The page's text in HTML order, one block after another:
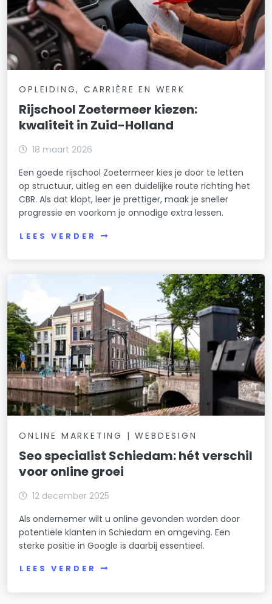
OPLEIDING, CARRIÈRE EN WERK
Rijschool Zoetermeer kiezen:
kwaliteit in Zuid-Holland
18 maart 2026
Een goede rijschool Zoetermeer kies je door te letten
op structuur, uitleg en een duidelijke route richting het
CBR. Als dat klopt, leer je prettiger, maak je sneller
progressie en voorkom je onnodige extra lessen.
LEES VERDER
ONLINE MARKETING | WEBDESIGN
Seo specialist Schiedam: hét verschil
voor online groei
12 december 2025
Als ondernemer wilt u online gevonden worden door
potentiële klanten in Schiedam en omgeving. Een
sterke positie in Google is daarbij essentieel.
LEES VERDER